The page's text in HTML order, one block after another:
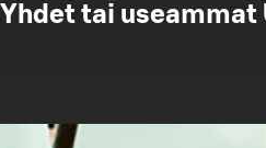
Yhdet tai